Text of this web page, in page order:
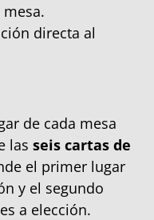
directa al
de cada mesa
las seis cartas de
el primer lugar
y el segundo
a elección.